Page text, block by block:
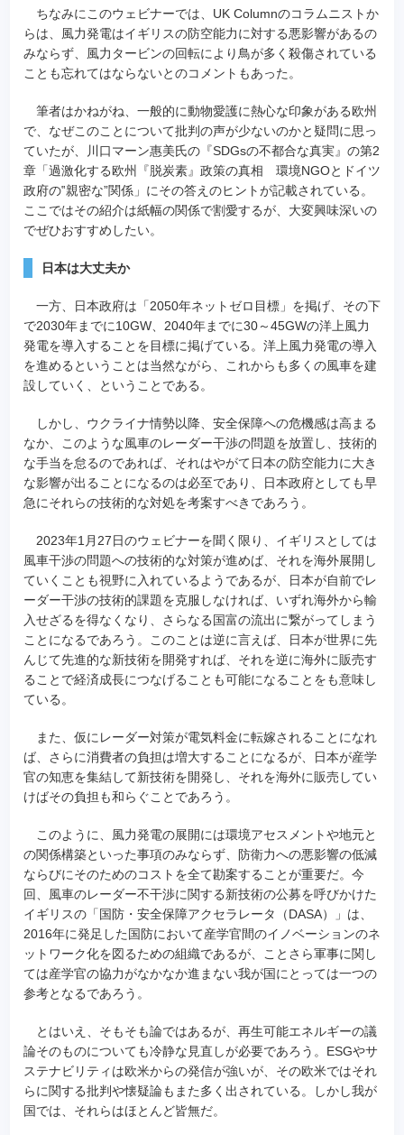
ちなみにこのウェビナーでは、UK Columnのコラムニストか
らは、風力発電はイギリスの防空能力に対する悪影響があるの
みならず、風力タービンの回転により鳥が多く殺傷されている
ことも忘れてはならないとのコメントもあった。
筆者はかねがね、一般的に動物愛護に熱心な印象がある欧州
で、なぜこのことについて批判の声が少ないのかと疑問に思っ
ていたが、川口マーン惠美氏の『SDGsの不都合な真実』の第2
章「過激化する欧州『脱炭素』政策の真相 環境NGOとドイツ
政府の‟親密な”関係」にその答えのヒントが記載されている。
ここではその紹介は紙幅の関係で割愛するが、大変興味深いの
でぜひおすすめしたい。
日本は大丈夫か
一方、日本政府は「2050年ネットゼロ目標」を掲げ、その下
で2030年までに10GW、2040年までに30～45GWの洋上風力
発電を導入することを目標に掲げている。洋上風力発電の導入
を進めるということは当然ながら、これからも多くの風車を建
設していく、ということである。
しかし、ウクライナ情勢以降、安全保障への危機感は高まる
なか、このような風車のレーダー干渉の問題を放置し、技術的
な手当を怠るのであれば、それはやがて日本の防空能力に大き
な影響が出ることになるのは必至であり、日本政府としても早
急にそれらの技術的な対処を考案すべきであろう。
2023年1月27日のウェビナーを聞く限り、イギリスとしては
風車干渉の問題への技術的な対策が進めば、それを海外展開し
ていくことも視野に入れているようであるが、日本が自前でレ
ーダー干渉の技術的課題を克服しなければ、いずれ海外から輸
入せざるを得なくなり、さらなる国富の流出に繋がってしまう
ことになるであろう。このことは逆に言えば、日本が世界に先
んじて先進的な新技術を開発すれば、それを逆に海外に販売す
ることで経済成長につなげることも可能になることをも意味し
ている。
また、仮にレーダー対策が電気料金に転嫁されることになれ
ば、さらに消費者の負担は増大することになるが、日本が産学
官の知恵を集結して新技術を開発し、それを海外に販売してい
けばその負担も和らぐことであろう。
このように、風力発電の展開には環境アセスメントや地元と
の関係構築といった事項のみならず、防衛力への悪影響の低減
ならびにそのためのコストを全て勘案することが重要だ。今
回、風車のレーダー不干渉に関する新技術の公募を呼びかけた
イギリスの「国防・安全保障アクセラレータ（DASA）」は、
2016年に発足した国防において産学官間のイノベーションのネ
ットワーク化を図るための組織であるが、ことさら軍事に関し
ては産学官の協力がなかなか進まない我が国にとっては一つの
参考となるであろう。
とはいえ、そもそも論ではあるが、再生可能エネルギーの議
論そのものについても冷静な見直しが必要であろう。ESGやサ
ステナビリティは欧米からの発信が強いが、その欧米ではそれ
らに関する批判や懐疑論もまた多く出されている。しかし我が
国では、それらはほとんど皆無だ。